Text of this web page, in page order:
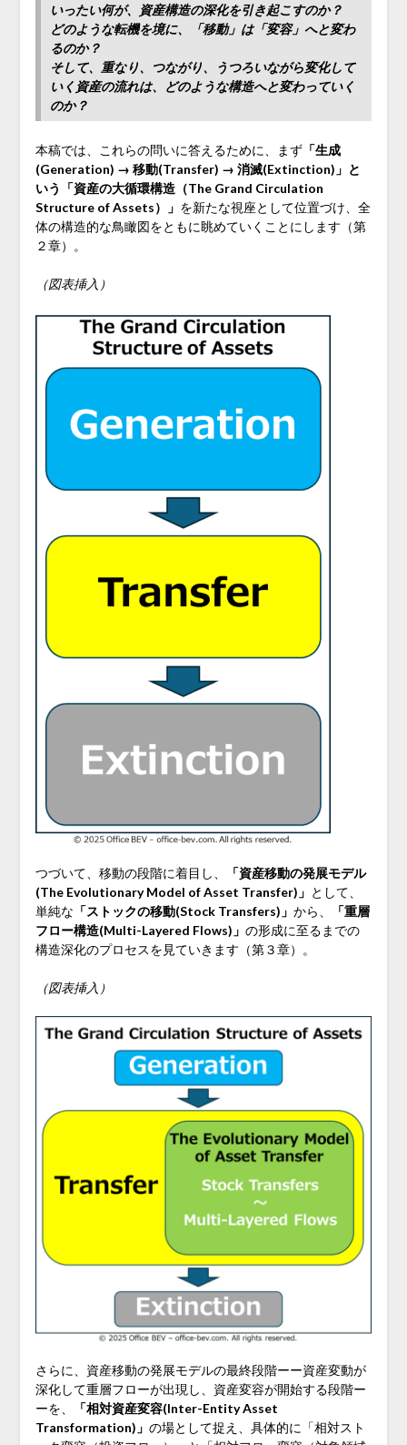
いったい何が、資産構造の深化を引き起こすのか？
どのような転機を境に、「移動」は「変容」へと変わ
るのか？
そして、重なり、つながり、うつろいながら変化して
いく資産の流れは、どのような構造へと変わっていく
のか？
本稿では、これらの問いに答えるために、まず「生成
(Generation) → 移動(Transfer) → 消滅(Extinction)」と
いう「資産の大循環構造（The Grand Circulation
Structure of Assets）」 を新たな視座として位置づけ、全
体の構造的な鳥瞰図をともに眺めていくことにします（第
２章）。
（図表挿入）
つづいて、移動の段階に着目し、
「資産移動の発展モデル
(The Evolutionary Model of Asset Transfer)」 として、
単純な 「ストックの移動(Stock Transfers)」 から、
「重層
フロー構造(Multi-Layered Flows)」 の形成に至るまでの
構造深化のプロセスを見ていきます（第３章）。
（図表挿入）
さらに、資産移動の発展モデルの最終段階ーー資産変動が
深化して重層フローが出現し、資産変容が開始する段階ー
ーを、
「相対資産変容(Inter-Entity Asset
Transformation)」 の場として捉え、具体的に「相対スト